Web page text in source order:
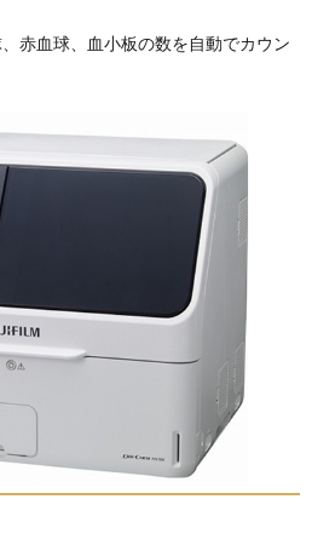
赤血球、血小板の数を自動でカウン